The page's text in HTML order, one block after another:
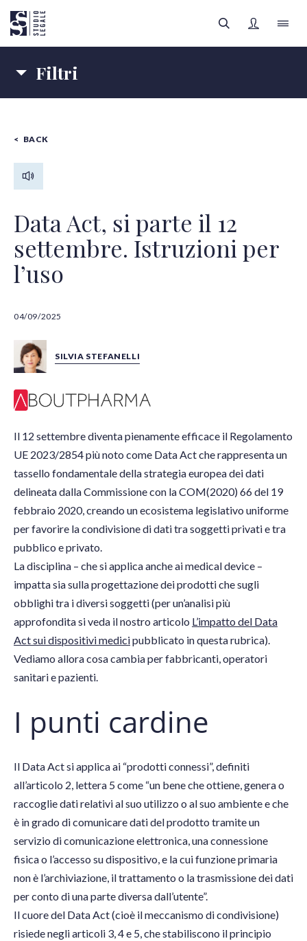
FOCUS SANITÀ
Tutti gli autori
Filtri
IMPRESE
SANITÀ
Autori
BACK
Data Act, si parte il 12
settembre. Istruzioni per
l’uso
04/09/2025
SILVIA STEFANELLI
Il 12 settembre diventa pienamente efficace il Regolamento
UE 2023/2854 più noto come Data Act che rappresenta un
tassello fondamentale della strategia europea dei dati
delineata dalla Commissione con la COM(2020) 66 del 19
febbraio 2020, creando un ecosistema legislativo uniforme
per favorire la condivisione di dati tra soggetti privati e tra
pubblico e privato.
La disciplina – che si applica anche ai medical device ­–
impatta sia sulla progettazione dei prodotti che sugli
obblighi tra i diversi soggetti (per un’analisi più
approfondita si veda il nostro articolo L’impatto del Data
Act sui dispositivi medicipubblicato in questa rubrica).
Vediamo allora cosa cambia per fabbricanti, operatori
sanitari e pazienti.
I punti cardine
Il Data Act si applica ai “prodotti connessi”, definiti
all’articolo 2, lettera 5 come “un bene che ottiene, genera o
raccoglie dati relativi al suo utilizzo o al suo ambiente e che
è in grado di comunicare dati del prodotto tramite un
servizio di comunicazione elettronica, una connessione
fisica o l’accesso su dispositivo, e la cui funzione primaria
non è l’archiviazione, il trattamento o la trasmissione dei dati
per conto di una parte diversa dall’utente”.
Il cuore del Data Act (cioè il meccanismo di condivisione)
risiede negli articoli 3, 4 e 5, che stabiliscono il principio